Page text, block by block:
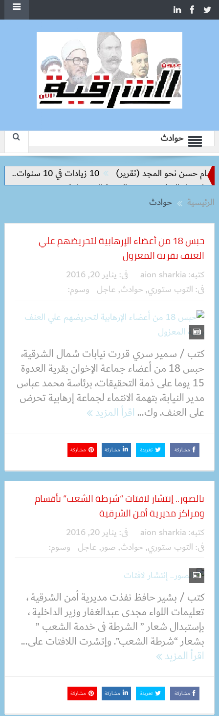
حوادث
نحو المجد (تقرير)
10 زيادات في 10 سنوات.. هل حان الوقت لرفع دعم البنزين نهائيا؟
السلام وتحقيق التنمية المستدامة
الرئيسية
حوادث
حبس 18 من أعضاء الإرهابية لتحريضهم علي
العنف بقرية المعزول
كتبه: aion sharkia فى: يناير 20, 2016
فى: التوب ستوري, حوادث, عاجل وسوم:
كتب / سمير سري قررت نيابات شمال الشرقية،
حبس 18 من أعضاء جماعة الإخوان بقرية العدوة
15 يوما على ذمة التحقيقات، برئاسة محمد عباس
مدير النيابة، بتهمة الانتماء لجماعة إرهابية تحرض
على العنف. وك...اقرأ المزيد
مشاركة تغريدة مشاركة مشاركة
بالصور.. إنتشار لافتات “شرطة الشعب” بأقسام
ومراكز مديرية أمن الشرقية
كتبه: aion sharkia فى: يناير 20, 2016
فى: التوب ستوري, حوادث, صور, عاجل وسوم:
كتب / بشير حافظ نفذت مديرية أمن الشرقية ،
تعليمات اللواء مجدى عبدالغفار وزير الداخلية ،
بإستبدال شعار ” الشرطة فى خدمة الشعب ”
بشعار “شرطة الشعب”. وإتشرت اللافتات على...
اقرأ المزيد
مشاركة تغريدة مشاركة مشاركة